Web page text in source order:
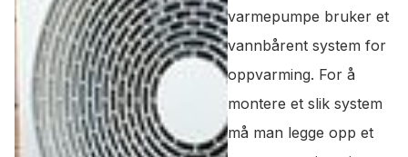
varmepumpe bruker et
vannbårent system for
oppvarming. For å
montere et slik system
må man legge opp et